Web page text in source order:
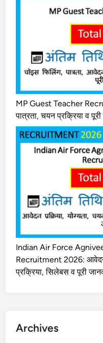
MP Guest Teacher
पात्रता, चयन प्रक्रिया व पूरी
Indian Air Force
Recruitment 2026:
प्रक्रिया, सिलेबस व पूरी
Archives